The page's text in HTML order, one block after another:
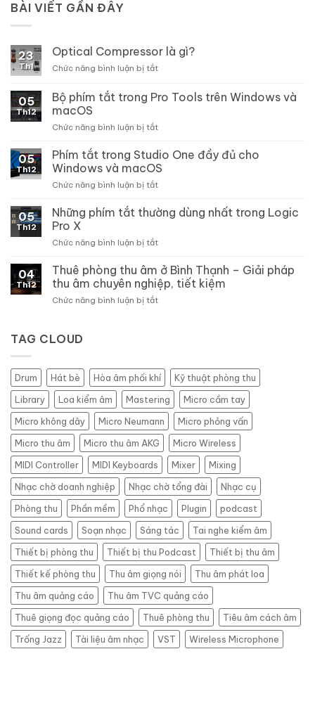
BÀI VIẾT GẦN ĐÂY
23
Th1
Optical Compressor là gì?
Chức năng bình luận bị tắtở
Compressor
là
05
Th12
Bộ phím tắt trong Pro Tools trên Windows và
macOS
Chức năng bình luận bị tắtở
phím
tắt
trong
Pro
trên
Windows
macOS
05
Th12
Phím tắt trong Studio One đầy đủ cho
Windows và macOS
Chức năng bình luận bị tắtở
tắt
trong
One
đủ
cho
Windows
và
05
Th12
Những phím tắt thường dùng nhất trong Logic
Pro X
Chức năng bình luận bị tắtở
phím
tắt
thường
dùng
04
Th12
Thuê phòng thu âm ở Bình Thạnh – Giải pháp
thu âm chuyên nghiệp, tiết kiệm
Chức năng bình luận bị tắtở
Bình
Thạnh
–
Giải
pháp
thu
âm
chuyên
nghiệp,
tiết
kiệm
TAG CLOUD
Drum Hát bè Hòa âm phối khí
Kỹ thuật phòng thu
Library
Loa kiểm âm Mastering
Micro cầm tay
Micro không dây
Micro Neumann
Micro phỏng vấn
Micro thu âm
Micro thu âm AKG
Micro Wireless
MIDI Controller
MIDI Keyboards Mixer
Mixing
Nhạc chờ doanh nghiệp
Nhạc chờ tổng đài
Nhạc cụ
Phòng thu
Phần mềm Phổ nhạc Plugin
podcast
Sound cards
Soạn nhạc Sáng tác
Tai nghe kiểm âm
Thiết bị phòng thu
Thiết bị thu Podcast
Thiết bị thu âm
Thiết kế phòng thu
Thu âm giọng nói
Thu âm phát loa
Thu âm quảng cáo
Thu âm TVC quảng cáo
Thuê giọng đọc quảng cáo
Thuê phòng thu
Tiêu âm cách âm
Trống Jazz
Tài liệu âm nhạc VST Wireless Microphone